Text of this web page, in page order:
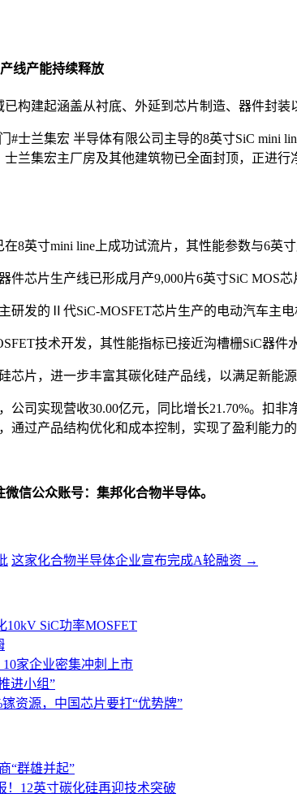
线产能持续释放
构建起涵盖从衬底、外延到芯片制造、器件封
#士兰集宏 半导体有限公司主导的8英寸SiC mini
兰集宏主厂房及其他建筑物已全面封顶，正进行
8英寸mini line上成功试流片，其性能参数与6英
件芯片生产线已形成月产9,000片6英寸SiC MOS芯
研发的Ⅱ代SiC-MOSFET芯片生产的电动汽车主
技术开发，其性能指标已接近沟槽栅SiC器
芯片，进一步丰富其碳化硅产品线，以满足新能
公司实现营收30.00亿元，同比增长21.70%。扣
通过产品结构优化和成本控制，实现了盈利能力的
信公众账号：集邦化合物半导体。
这家化合物半导体企业宣布完成A轮融资 →
10kV SiC功率MOSFET
家企业密集冲刺上市
进小组”
资源，中国芯片要打“优势牌”
“群雄并起”
！12英寸碳化硅再迎技术突破